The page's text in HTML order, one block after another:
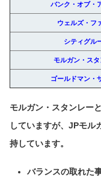
バンク・オブ・
ウェルズ・フ
シティグル
モルガン・ス
ゴールドマン・
モルガン・スタンレー
していますが、JPモル
持しています。
バランスの取れた